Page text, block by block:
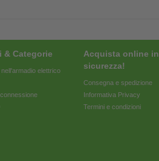
& Categorie
elettrico
Acquista online in
sicurezza!
Consegna e spedizione
Informativa Privacy
Termini e condizioni